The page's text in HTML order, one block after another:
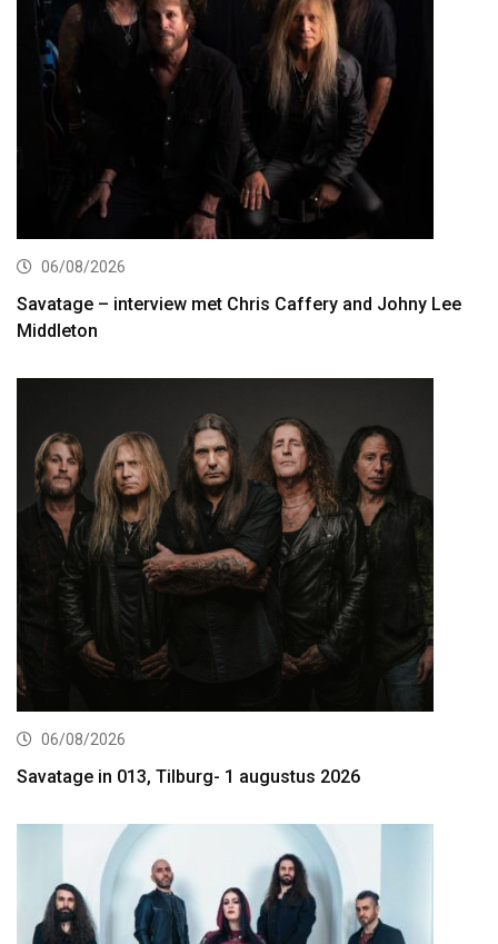
06/08/2026
Savatage – interview met Chris Caffery and Johny Lee
Middleton
06/08/2026
Savatage in 013, Tilburg- 1 augustus 2026